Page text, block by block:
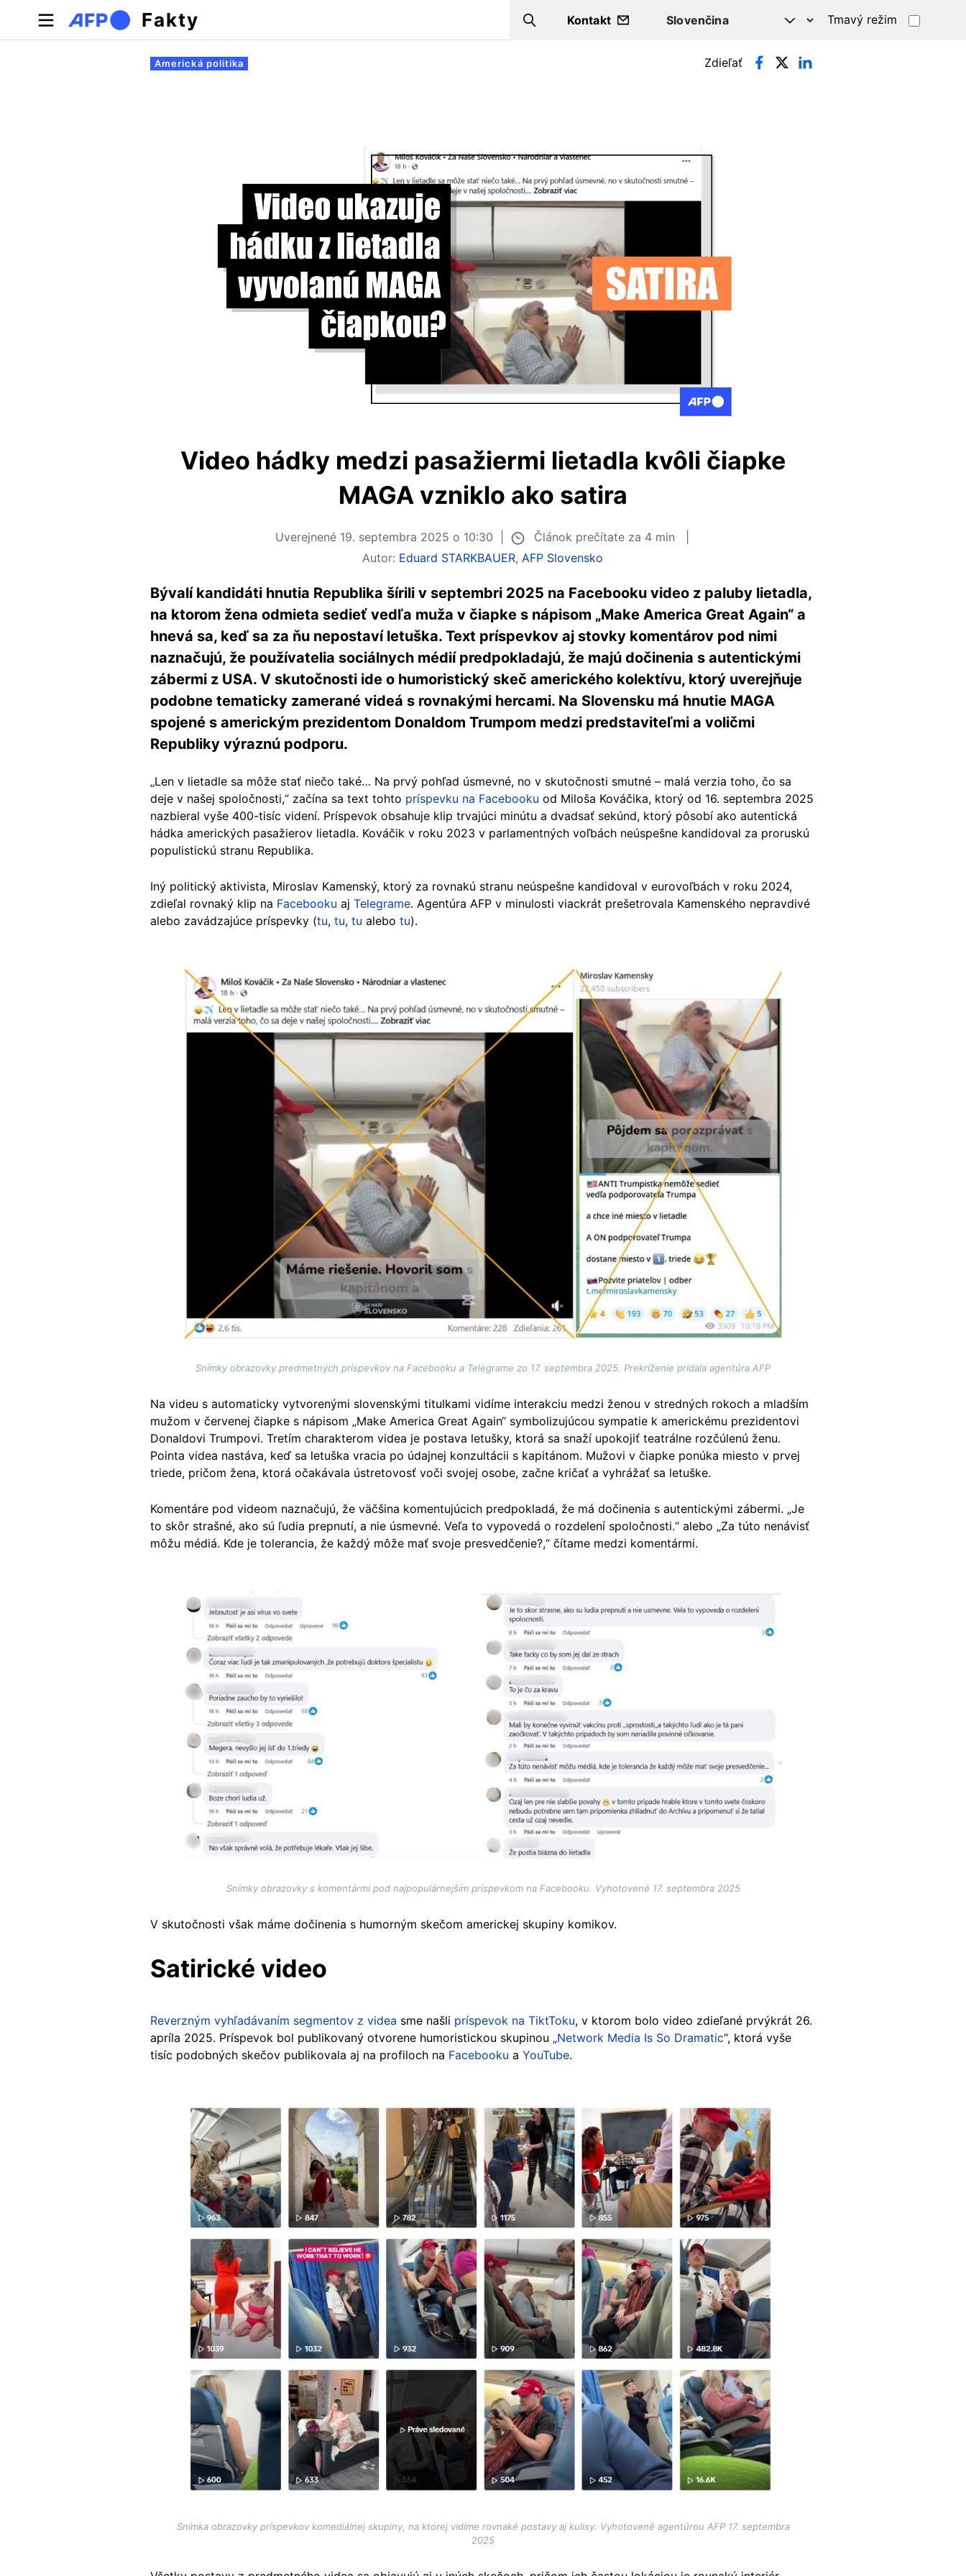
Skočiť na hlavný obsah
Fakty Search
Kontakt Tmavý režim
Primárne karty
Americká politika Zdieľať
Video hádky medzi pasažiermi lietadla kvôli čiapke
MAGA vzniklo ako satira
Uverejnené 19. septembra 2025 o 10:30
Článok prečítate za 4 min
Autor: Eduard STARKBAUER, AFP Slovensko
Bývalí kandidáti hnutia Republika šírili v septembri 2025 na Facebooku video z paluby lietadla,
na ktorom žena odmieta sedieť vedľa muža v čiapke s nápisom „Make America Great Again“ a
hnevá sa, keď sa za ňu nepostaví letuška. Text príspevkov aj stovky komentárov pod nimi
naznačujú, že používatelia sociálnych médií predpokladajú, že majú dočinenia s autentickými
zábermi z USA. V skutočnosti ide o humoristický skeč amerického kolektívu, ktorý uverejňuje
podobne tematicky zamerané videá s rovnakými hercami. Na Slovensku má hnutie MAGA
spojené s americkým prezidentom Donaldom Trumpom medzi predstaviteľmi a voličmi
Republiky výraznú podporu.
„Len v lietadle sa môže stať niečo také… Na prvý pohľad úsmevné, no v skutočnosti smutné – malá verzia toho, čo sa
deje v našej spoločnosti,“ začína sa text tohto príspevku na Facebooku od Miloša Kováčika, ktorý od 16. septembra 2025
nazbieral vyše 400-tisíc videní. Príspevok obsahuje klip trvajúci minútu a dvadsať sekúnd, ktorý pôsobí ako autentická
hádka amerických pasažierov lietadla. Kováčik v roku 2023 v parlamentných voľbách neúspešne kandidoval za proruskú
populistickú stranu Republika.
Iný politický aktivista, Miroslav Kamenský, ktorý za rovnakú stranu neúspešne kandidoval v eurovoľbách v roku 2024,
zdieľal rovnaký klip na Facebooku aj Telegrame. Agentúra AFP v minulosti viackrát prešetrovala Kamenského nepravdivé
alebo zavádzajúce príspevky (tu, tu, tu alebo tu).
Snímky obrazovky predmetných príspevkov na Facebooku a Telegrame zo 17. septembra 2025. Prekríženie pridala agentúra AFP
Na videu s automaticky vytvorenými slovenskými titulkami vidíme interakciu medzi ženou v stredných rokoch a mladším
mužom v červenej čiapke s nápisom „Make America Great Again“ symbolizujúcou sympatie k americkému prezidentovi
Donaldovi Trumpovi. Tretím charakterom videa je postava letušky, ktorá sa snaží upokojiť teatrálne rozčúlenú ženu.
Pointa videa nastáva, keď sa letuška vracia po údajnej konzultácii s kapitánom. Mužovi v čiapke ponúka miesto v prvej
triede, pričom žena, ktorá očakávala ústretovosť voči svojej osobe, začne kričať a vyhrážať sa letuške.
Komentáre pod videom naznačujú, že väčšina komentujúcich predpokladá, že má dočinenia s autentickými zábermi. „Je
to skôr strašné, ako sú ľudia prepnutí, a nie úsmevné. Veľa to vypovedá o rozdelení spoločnosti.“ alebo „Za túto nenávisť
môžu médiá. Kde je tolerancia, že každý môže mať svoje presvedčenie?,“ čítame medzi komentármi.
Snímky obrazovky s komentármi pod najpopulárnejším príspevkom na Facebooku. Vyhotovené 17. septembra 2025
V skutočnosti však máme dočinenia s humorným skečom americkej skupiny komikov.
Satirické video
Reverzným vyhľadávaním segmentov z videa sme našli príspevok na TiktToku, v ktorom bolo video zdieľané prvýkrát 26.
apríla 2025. Príspevok bol publikovaný otvorene humoristickou skupinou „Network Media Is So Dramatic“, ktorá vyše
tisíc podobných skečov publikovala aj na profiloch na Facebooku a YouTube.
Snímka obrazovky príspevkov komediálnej skupiny, na ktorej vidíme rovnaké postavy aj kulisy. Vyhotovené agentúrou AFP 17. septembra
2025